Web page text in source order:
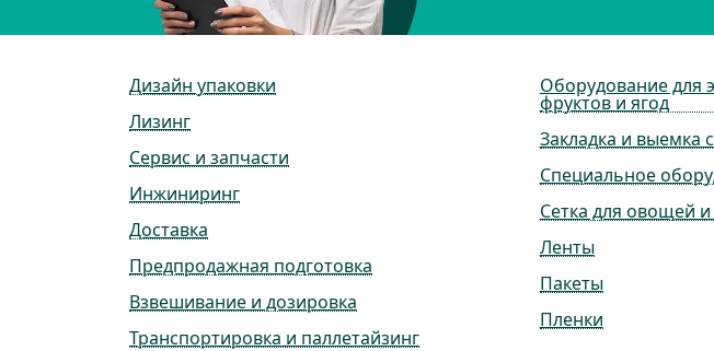
Дизайн упаковки
Лизинг
Сервис и запчасти
Инжиниринг
Доставка
Предпродажная подготовка
Взвешивание и дозировка
Транспортировка и паллетайзинг
Оборудование для
фруктов и ягод
Закладка и выемка
Специальное
Сетка для овощей
Ленты
Пакеты
Пленки